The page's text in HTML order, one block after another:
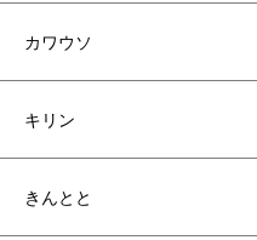
カワウソ
キリン
きんとと